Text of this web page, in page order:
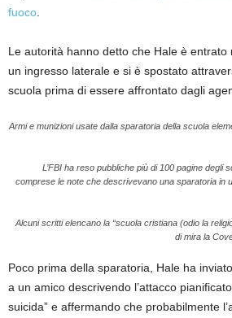
fuoco
Le autorità hanno detto che Hale è entrato
un ingresso laterale e si è spostato
scuola prima di essere affrontato dagli
Armi e munizioni usate dalla sparatoria della scuola
L’FBI ha reso pubbliche più di 100 pagine degli
comprese le note che descrivevano una sparatoria in
Alcuni scritti elencano la “scuola cristiana (odio la
di mira la
Poco prima della sparatoria, Hale ha
a un amico descrivendo l’attacco
suicida” e affermando che probabilmente